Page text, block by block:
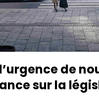
de
sur la